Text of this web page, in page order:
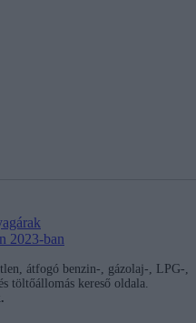
2023-ban
átfogó benzin-, gázolaj-, LPG-,
töltőállomás kereső oldala.